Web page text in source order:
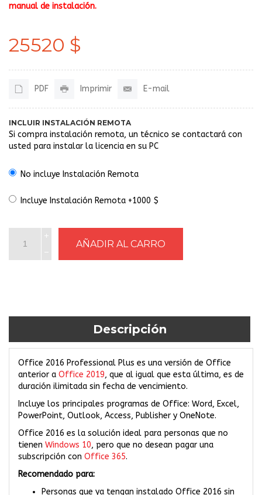
manual de instalación.
25520 $
PDF Imprimir E-mail
INCLUIR INSTALACIÓN REMOTA
Si compra instalación remota, un técnico se contactará con
usted para instalar la licencia en su PC
No incluye Instalación Remota
Incluye Instalación Remota +1000 $
Descripción
Office 2016 Professional Plus es una versión de Office
anterior a Office 2019, que al igual que esta última, es de
duración ilimitada sin fecha de vencimiento.
Incluye los principales programas de Office: Word, Excel,
PowerPoint, Outlook, Access, Publisher y OneNote.
Office 2016 es la solución ideal para personas que no
tienen Windows 10, pero que no desean pagar una
subscripción con Office 365.
Recomendado para:
Personas que ya tengan instalado Office 2016 sin